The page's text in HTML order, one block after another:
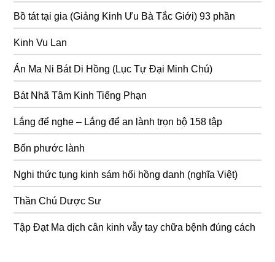
Bồ tát tại gia (Giảng Kinh Ưu Bà Tắc Giới) 93 phần
Kinh Vu Lan
Án Ma Ni Bát Di Hồng (Lục Tự Đại Minh Chú)
Bát Nhã Tâm Kinh Tiếng Phạn
Lắng để nghe – Lắng để an lành trọn bộ 158 tập
Bốn phước lành
Nghi thức tụng kinh sám hối hồng danh (nghĩa Việt)
Thần Chú Dược Sư
Tập Đạt Ma dịch cân kinh vẫy tay chữa bệnh đúng cách